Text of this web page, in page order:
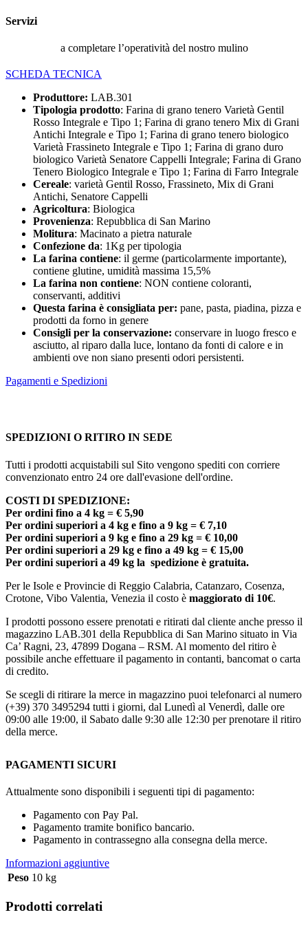
Servizi
a completare l’operatività del nostro mulino
SCHEDA TECNICA
Produttore: LAB.301
Tipologia prodotto: Farina di grano tenero Varietà Gentil
Rosso Integrale e Tipo 1; Farina di grano tenero Mix di Grani
Antichi Integrale e Tipo 1; Farina di grano tenero biologico
Varietà Frassineto Integrale e Tipo 1; Farina di grano duro
biologico Varietà Senatore Cappelli Integrale; Farina di Grano
Tenero Biologico Integrale e Tipo 1; Farina di Farro Integrale
Cereale: varietà Gentil Rosso, Frassineto, Mix di Grani
Antichi, Senatore Cappelli
Agricoltura: Biologica
Provenienza: Repubblica di San Marino
Molitura: Macinato a pietra naturale
Confezione da: 1Kg per tipologia
La farina contiene: il germe (particolarmente importante),
contiene glutine, umidità massima 15,5%
La farina non contiene: NON contiene coloranti,
conservanti, additivi
Questa farina è consigliata per: pane, pasta, piadina, pizza e
prodotti da forno in genere
Consigli per la conservazione: conservare in luogo fresco e
asciutto, al riparo dalla luce, lontano da fonti di calore e in
ambienti ove non siano presenti odori persistenti.
Pagamenti e Spedizioni
SPEDIZIONI O RITIRO IN SEDE
Tutti i prodotti acquistabili sul Sito vengono spediti con corriere
convenzionato entro 24 ore dall'evasione dell'ordine.
COSTI DI SPEDIZIONE:
Per ordini fino a 4 kg = € 5,90
Per ordini superiori a 4 kg e fino a 9 kg = € 7,10
Per ordini superiori a 9 kg e fino a 29 kg = € 10,00
Per ordini superiori a 29 kg e fino a 49 kg = € 15,00
Per ordini superiori a 49 kg la spedizione è gratuita.
Per le Isole e Provincie di Reggio Calabria, Catanzaro, Cosenza,
Crotone, Vibo Valentia, Venezia il costo è maggiorato di 10€.
I prodotti possono essere prenotati e ritirati dal cliente anche presso il
magazzino LAB.301 della Repubblica di San Marino situato in Via
Ca’ Ragni, 23, 47899 Dogana – RSM. Al momento del ritiro è
possibile anche effettuare il pagamento in contanti, bancomat o carta
di credito.
Se scegli di ritirare la merce in magazzino puoi telefonarci al numero
(+39) 370 3495294 tutti i giorni, dal Lunedì al Venerdì, dalle ore
09:00 alle 19:00, il Sabato dalle 9:30 alle 12:30 per prenotare il ritiro
della merce.
PAGAMENTI SICURI
Attualmente sono disponibili i seguenti tipi di pagamento:
Pagamento con Pay Pal.
Pagamento tramite bonifico bancario.
Pagamento in contrassegno alla consegna della merce.
Informazioni aggiuntive
Peso 10 kg
Prodotti correlati